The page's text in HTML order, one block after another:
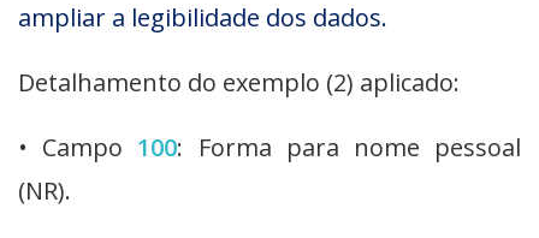
ampliar a legibilidade dos dados.
Detalhamento do exemplo (2) aplicado:
• Campo 100: Forma para nome pessoal
(NR).